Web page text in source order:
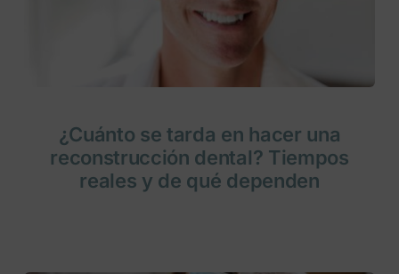
¿Cuánto se tarda en hacer una
reconstrucción dental? Tiempos
reales y de qué dependen